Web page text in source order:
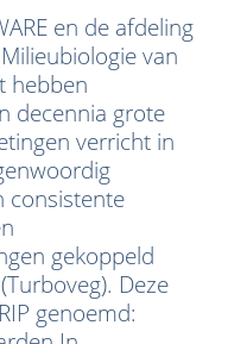
en de afdeling
van
hebben
decennia grote
verricht in
consistente
gekoppeld
Deze
genoemd: